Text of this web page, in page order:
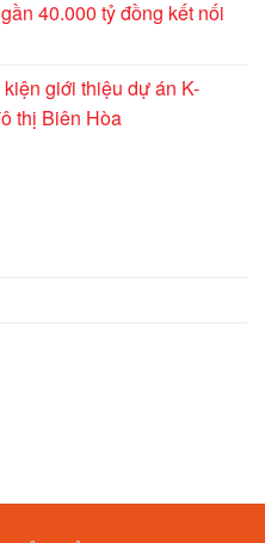
40.000 tỷ đồng kết nối
giới thiệu dự án K-
thị Biên Hòa